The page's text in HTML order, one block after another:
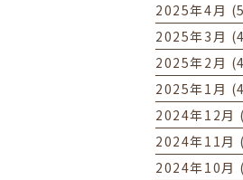
2025年4月
2025年3月
2025年2月
2025年1月
2024年12月
2024年11月
2024年10月